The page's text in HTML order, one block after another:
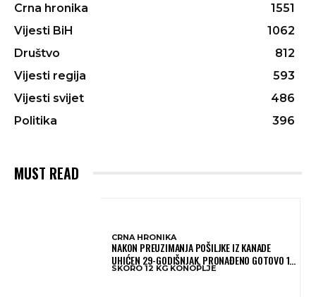
Crna hronika
1551
Vijesti BiH
1062
Društvo
812
Vijesti regija
593
Vijesti svijet
486
Politika
396
MUST READ
CRNA HRONIKA
NAKON PREUZIMANJA POŠILJKE IZ KANADE
UHIĆEN 29-GODIŠNJAK, PRONAĐENO GOTOVO 12
KILOGRAMA KONOPLJE
SKORO 12 KG KONOPLJE